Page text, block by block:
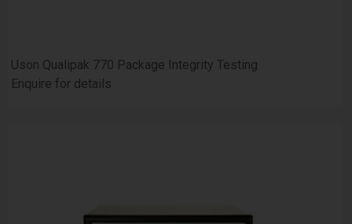
Uson Qualipak 770 Package Integrity Testing
Enquire for details